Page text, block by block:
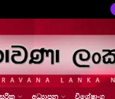
අධ්‍යාපන විශේෂාංග